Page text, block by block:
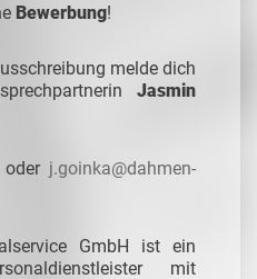
Bewerbung!
melde dich
Jasmin
j.goinka@dahmen-
GmbH ist ein
mit